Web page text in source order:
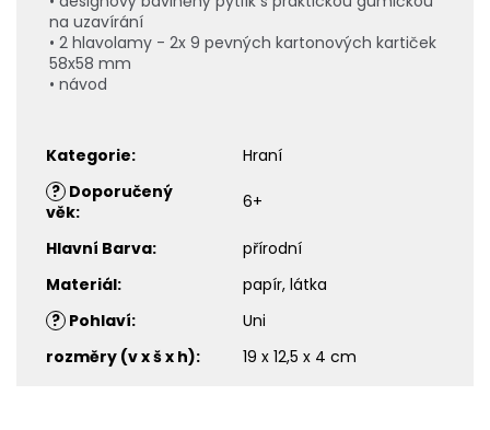
na uzavírání
• 2 hlavolamy - 2x 9 pevných kartonových kartiček
58x58 mm
• návod
Kategorie:
Hraní
? Doporučený
věk: 6+
Hlavní Barva:
přírodní
Materiál:
papír, látka
? Pohlaví:
Uni
rozměry (v x š x h): 19 x 12,5 x 4 cm